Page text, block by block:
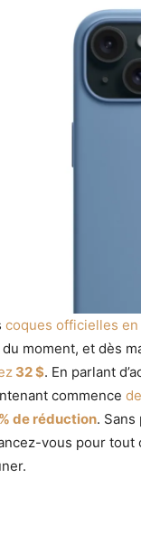
coques officielles
moment, et dès
32 $. En parlant
commence
de réduction. Sans
vous pour